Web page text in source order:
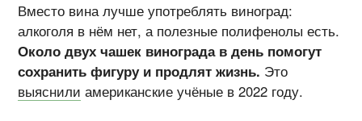
Вместо вина лучше употреблять виноград:
алкоголя в нём нет, а полезные полифенолы есть.
Около двух чашек винограда в день помогут
сохранить фигуру и продлят жизнь. Это
выяснили американские учёные в 2022 году.